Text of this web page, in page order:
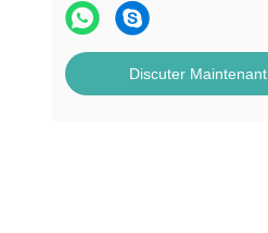
Discuter Maintenant